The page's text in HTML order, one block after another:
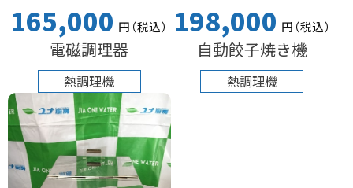
165,000 円（税込）
電磁調理器
熱調理機
198,000 円（税込）
自動餃子焼き機
熱調理機